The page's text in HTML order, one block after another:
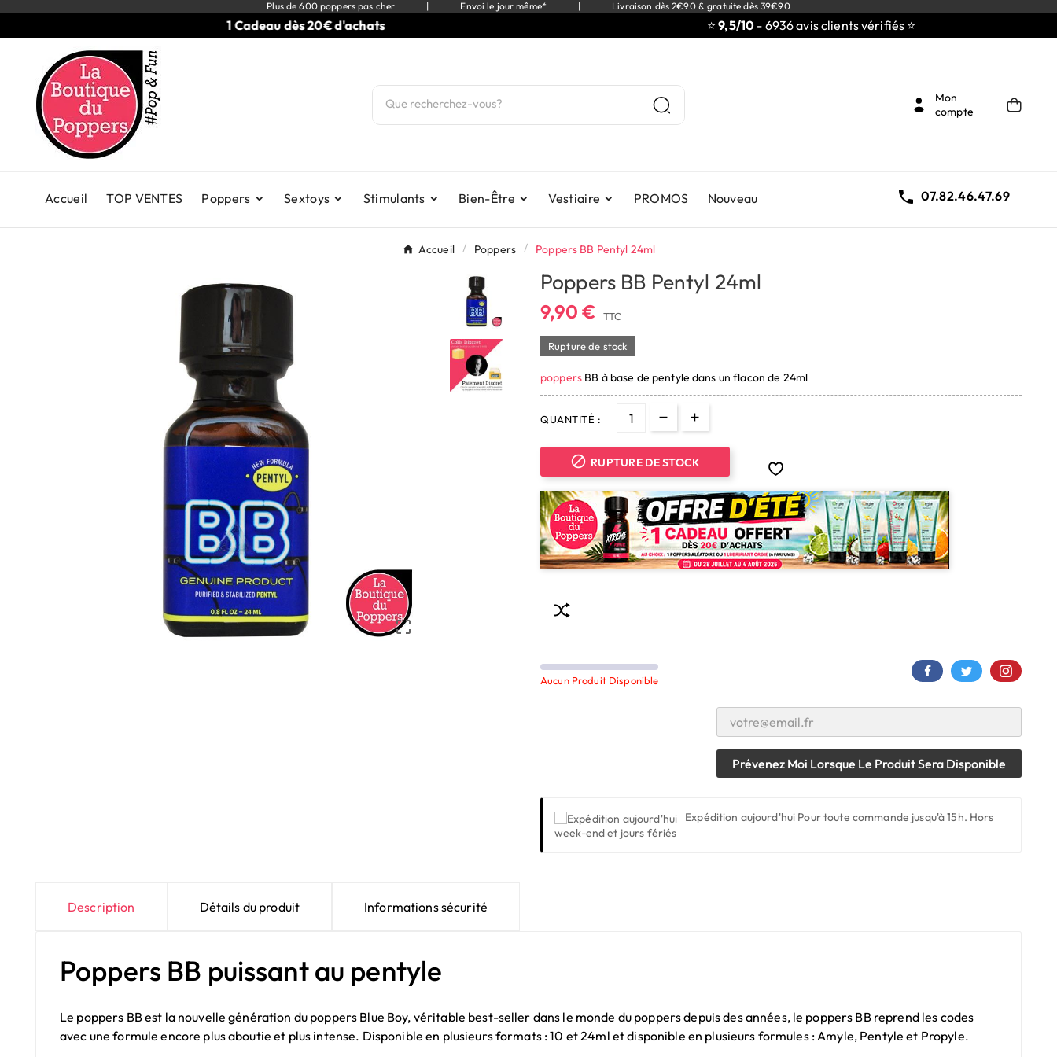
Plus de 600 poppers pas cher | Envoi le jour même* | Livraison dès 2€90 & gratuite dès 39€90
1 Cadeau dès 20€ d'achats 9,5/10- 6936 avis clients vérifiés ⭐
Mon
compte
Accueil TOP VENTES Poppers Sextoys Stimulants Bien-Être Vestiaire PROMOS Nouveau  07.82.46.47.69
Accueil Poppers Poppers BB Pentyl 24ml

Poppers BB Pentyl 24ml
9,90 € TTC
Rupture de stock
poppersBB à base de pentyle dans un flacon de 24ml
QUANTITÉ :
 RUPTURE DE STOCK
Aucun Produit Disponible
Prévenez Moi Lorsque Le Produit Sera Disponible
Expédition aujourd'hui Pour toute commande jusqu'à 15h. Hors
week-end et jours fériés
Description Détails du produit Informations sécurité
Poppers BB puissant au pentyle
Le poppers BB est la nouvelle génération du poppers Blue Boy, véritable best-seller dans le monde du poppers depuis des années, le poppers BB reprend les codes
avec une formule encore plus aboutie et plus intense. Disponible en plusieurs formats : 10 et 24ml et disponible en plusieurs formules : Amyle, Pentyle et Propyle.